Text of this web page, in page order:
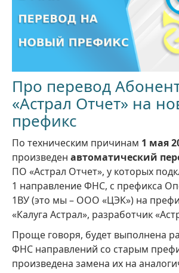
Про перевод
«Астрал Отчет» на
префикс
По техническим причинам 1 мая
произведен автоматический
ПО «Астрал Отчет», у которых
1 направление ФНС, с префикса
1ВУ (это мы – ООО «ЦЭК») на
«Калуга Астрал», разработчик
Проще говоря, будет выполнена
ФНС направлений со старым
произведена замена их на